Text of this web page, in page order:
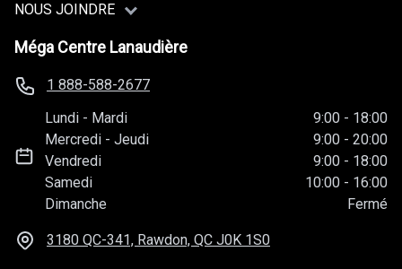
NOUS JOINDRE
Méga Centre Lanaudière
1 888-588-2677
Lundi - Mardi 9:00 - 18:00
Mercredi -Jeudi 9:00 - 20:00
Vendredi
9:00 - 18:00
Samedi
10:00 - 16:00
Dimanche
Fermé
3180 QC-341, Rawdon, QC J0K 1S0